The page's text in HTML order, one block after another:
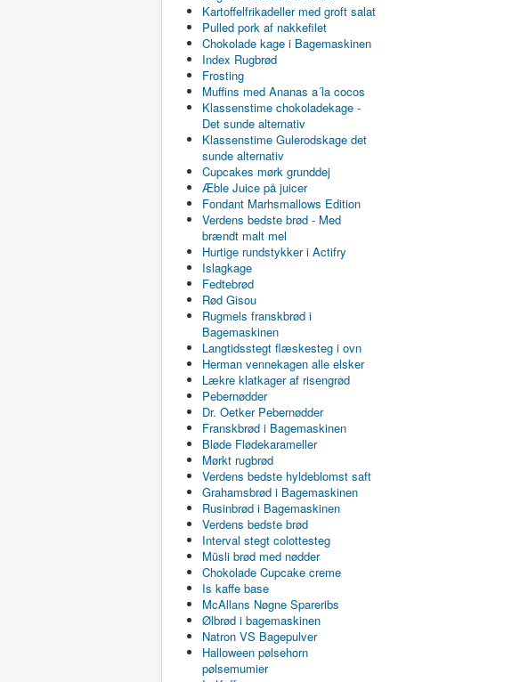
Kartoffelfrikadeller med groft salat
Pulled pork af nakkefilet
Chokolade kage i Bagemaskinen
Index Rugbrød
Frosting
Muffins med Ananas a´la cocos
Klassenstime chokoladekage -
Det sunde alternativ
Klassenstime Gulerodskage det
sunde alternativ
Cupcakes mørk grunddej
Æble Juice på juicer
Fondant Marhsmallows Edition
Verdens bedste brød - Med
brændt malt mel
Hurtige rundstykker i Actifry
Islagkage
Fedtebrød
Rød Gisou
Rugmels franskbrød i
Bagemaskinen
Langtidsstegt flæskesteg i ovn
Herman vennekagen alle elsker
Lækre klatkager af risengrød
Pebernødder
Dr. Oetker Pebernødder
Franskbrød i Bagemaskinen
Bløde Flødekarameller
Mørkt rugbrød
Verdens bedste hyldeblomst saft
Grahamsbrød i Bagemaskinen
Rusinbrød i Bagemaskinen
Verdens bedste brød
Interval stegt colottesteg
Müsli brød med nødder
Chokolade Cupcake creme
Is kaffe base
McAllans Nøgne Spareribs
Ølbrød i bagemaskinen
Natron VS Bagepulver
Halloween pølsehorn
pølsemumier